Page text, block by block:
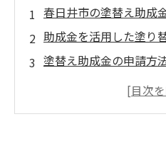
春日井市の塗替え助成
助成金を活用した塗り
塗替え助成金の申請方
助成金活用で実現する